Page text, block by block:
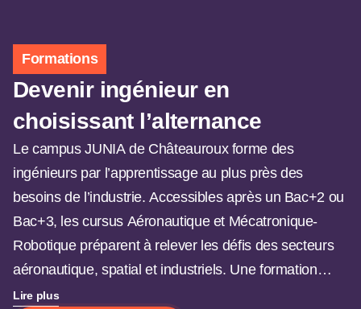
Formations
Devenir ingénieur en
choisissant l’alternance
Le campus JUNIA de Châteauroux forme des
ingénieurs par l’apprentissage au plus près des
besoins de l’industrie. Accessibles après un Bac+2 ou
Bac+3, les cursus Aéronautique et Mécatronique-
Robotique préparent à relever les défis des secteurs
aéronautique, spatial et industriels. Une formation
concrète, en immersion en entreprise, menant à un
Lire plus